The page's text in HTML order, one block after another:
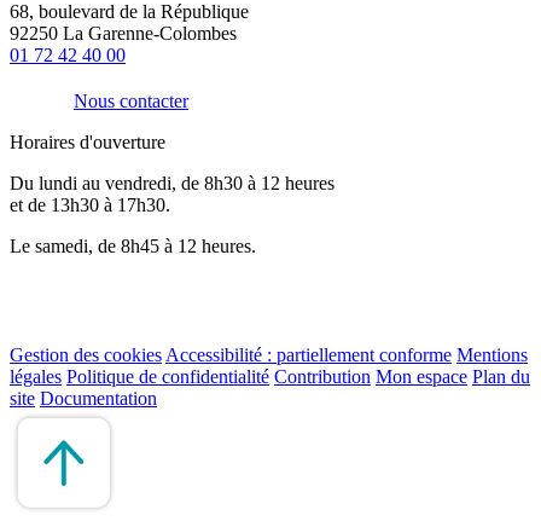
68, boulevard de la République
92250 La Garenne-Colombes
01 72 42 40 00
Nous contacter
Horaires d'ouverture
Du lundi au vendredi, de 8h30 à 12 heures
et de 13h30 à 17h30.
Le samedi, de 8h45 à 12 heures.
Gestion des cookies Accessibilité : partiellement conforme Mentions
légales Politique de confidentialité Contribution Mon espace Plan du
site Documentation